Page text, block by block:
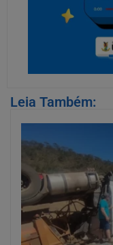
Leia Também: